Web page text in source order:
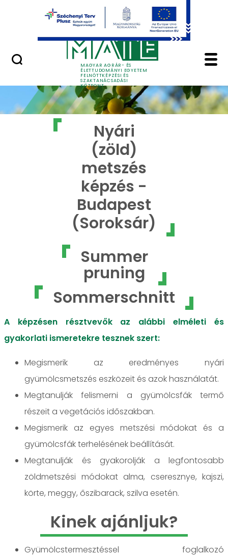
Ugrás a fő tartalomhoz
MAGYAR AGRÁR- ÉS
ÉLETTUDOMÁNYI EGYETEM
FELNŐTTKÉPZÉSI ÉS
SZAKTANÁCSADÁSI
KÖZPONT
Nyári (zöld) metszés
Nyári
(zöld)
metszés
képzés -
Budapest
(Soroksár)
Summer
pruning
Sommerschnitt
A képzésen résztvevők az alábbi elméleti és
gyakorlati ismeretekre tesznek szert:
Megismerik az eredményes nyári
gyümölcsmetszés eszközeit és azok használatát.
Megtanulják felismerni a gyümölcsfák termő
részeit a vegetációs időszakban.
Megismerik az egyes metszési módokat és a
gyümölcsfák terhelésének beállítását.
Megtanulják és gyakorolják a legfontosabb
zöldmetszési módokat alma, cseresznye, kajszi,
körte, meggy, őszibarack, szilva esetén.
Kinek ajánljuk?
Gyümölcstermesztéssel foglalkozó